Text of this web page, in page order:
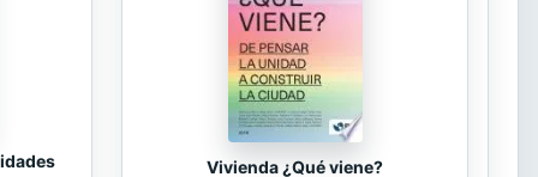
Vivienda ¿Qué viene?